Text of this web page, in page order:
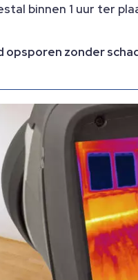
binnen 1 uur ter
opsporen zonder